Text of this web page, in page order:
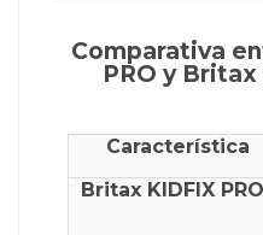
Comparativa
PRO y Britax